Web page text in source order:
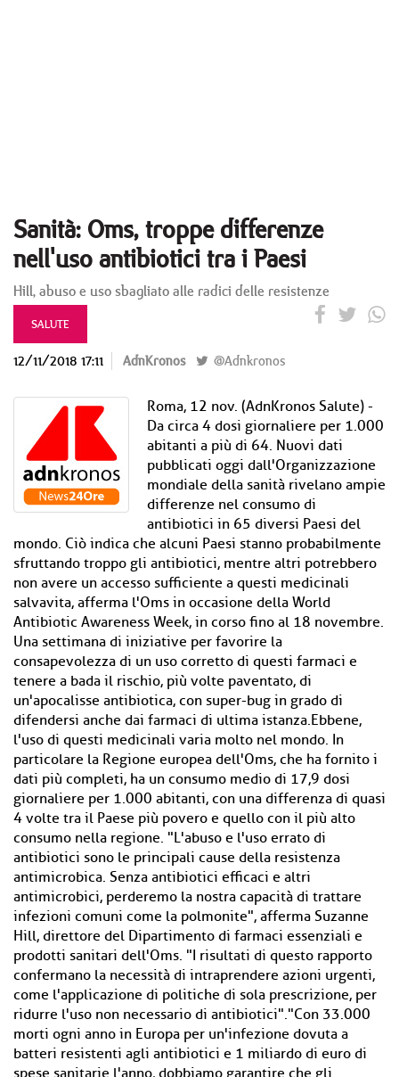
Sanità: Oms, troppe differenze
nell'uso antibiotici tra i Paesi
Hill, abuso e uso sbagliato alle radici delle resistenze
SALUTE
12/11/2018 17:11 AdnKronos @Adnkronos
Roma, 12 nov. (AdnKronos Salute) -
Da circa 4 dosi giornaliere per 1.000
abitanti a più di 64. Nuovi dati
pubblicati oggi dall'Organizzazione
mondiale della sanità rivelano ampie
differenze nel consumo di
antibiotici in 65 diversi Paesi del
mondo. Ciò indica che alcuni Paesi stanno probabilmente
sfruttando troppo gli antibiotici, mentre altri potrebbero
non avere un accesso sufficiente a questi medicinali
salvavita, afferma l'Oms in occasione della World
Antibiotic Awareness Week, in corso fino al 18 novembre.
Una settimana di iniziative per favorire la
consapevolezza di un uso corretto di questi farmaci e
tenere a bada il rischio, più volte paventato, di
un'apocalisse antibiotica, con super-bug in grado di
difendersi anche dai farmaci di ultima istanza.Ebbene,
l'uso di questi medicinali varia molto nel mondo. In
particolare la Regione europea dell'Oms, che ha fornito i
dati più completi, ha un consumo medio di 17,9 dosi
giornaliere per 1.000 abitanti, con una differenza di quasi
4 volte tra il Paese più povero e quello con il più alto
consumo nella regione. "L'abuso e l'uso errato di
antibiotici sono le principali cause della resistenza
antimicrobica. Senza antibiotici efficaci e altri
antimicrobici, perderemo la nostra capacità di trattare
infezioni comuni come la polmonite", afferma Suzanne
Hill, direttore del Dipartimento di farmaci essenziali e
prodotti sanitari dell'Oms. "I risultati di questo rapporto
confermano la necessità di intraprendere azioni urgenti,
come l'applicazione di politiche di sola prescrizione, per
ridurre l'uso non necessario di antibiotici"."Con 33.000
morti ogni anno in Europa per un'infezione dovuta a
batteri resistenti agli antibiotici e 1 miliardo di euro di
spese sanitarie l'anno, dobbiamo garantire che gli